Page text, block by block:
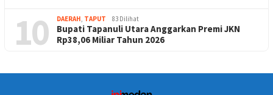
10 DAERAH TAPUT 83 Dilihat
Bupati Tapanuli Utara Anggarkan Premi JKN
Rp38,06 Miliar Tahun 2026